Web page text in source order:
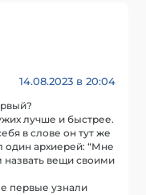
14.08.2023 в 20:04
лучше и быстрее.
в слове он тут же
один архиерей: “Мне
назвать вещи своими
первые узнали